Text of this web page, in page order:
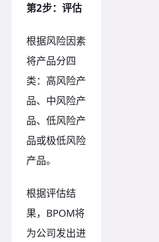
第2步：评估
根据风险因素
将产品分四
类：高风险产
品、中风险产
品、低风险产
品或极低风险
产品。
根据评估结
果，BPOM将
为公司发出进